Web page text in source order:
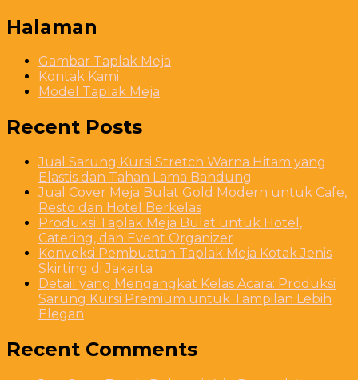
Halaman
Gambar Taplak Meja
Kontak Kami
Model Taplak Meja
Recent Posts
Jual Sarung Kursi Stretch Warna Hitam yang
Elastis dan Tahan Lama Bandung
Jual Cover Meja Bulat Gold Modern untuk Cafe,
Resto dan Hotel Berkelas
Produksi Taplak Meja Bulat untuk Hotel,
Catering, dan Event Organizer
Konveksi Pembuatan Taplak Meja Kotak Jenis
Skirting di Jakarta
Detail yang Mengangkat Kelas Acara: Produksi
Sarung Kursi Premium untuk Tampilan Lebih
Elegan
Recent Comments